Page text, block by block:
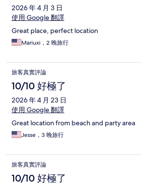
2026 年 4 月 3 日
使用 Google 翻譯
Great place, perfect location
Mariuxi，2 晚旅行
旅客真實評論
10/10 好極了
2026 年 4 月 23 日
使用 Google 翻譯
Great location from beach and party area
Jesse，3 晚旅行
旅客真實評論
10/10 好極了